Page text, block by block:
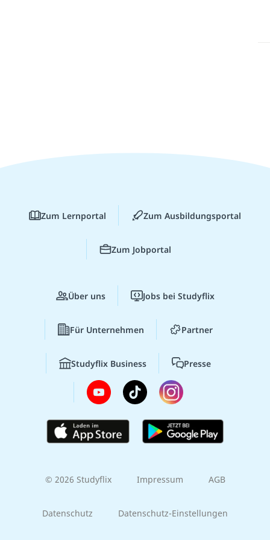
Zum Lernportal Zum Ausbildungsportal
Zum Jobportal
Über uns Jobs bei Studyflix
Für Unternehmen Partner
Studyflix Business Presse
© 2026 Studyflix Impressum AGB
Datenschutz Datenschutz-Einstellungen